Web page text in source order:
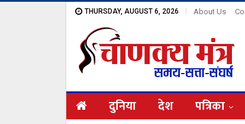
THURSDAY, AUGUST 6, 2026 About Us
दुनिया देश पत्रिका